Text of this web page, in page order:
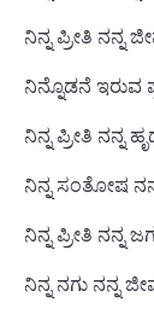
ನಿನ್ನ ಪ್ರೀತಿ ನನ್ನ
ನಿನ್ನೊಡನೆ ಇರುವ
ನಿನ್ನ ಪ್ರೀತಿ ನನ್ನ
ನಿನ್ನ ಸಂತೋಷ
ನಿನ್ನ ಪ್ರೀತಿ ನನ್ನ
ನಿನ್ನ ನಗು ನನ್ನ